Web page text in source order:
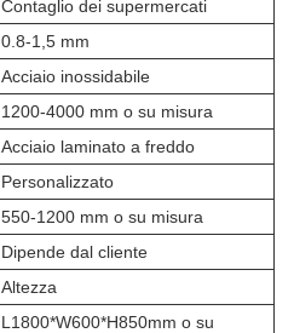
Contaglio dei supermercati
0.8-1,5 mm
Acciaio inossidabile
1200-4000 mm o su misura
Acciaio laminato a freddo
Personalizzato
550-1200 mm o su misura
Dipende dal cliente
Altezza
L1800*W600*H850mm o su